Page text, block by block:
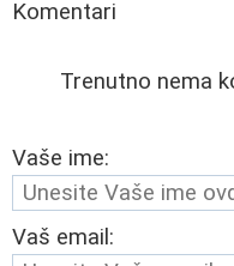
Komentari
Trenutno nema
Vaše ime:
Vaš email: